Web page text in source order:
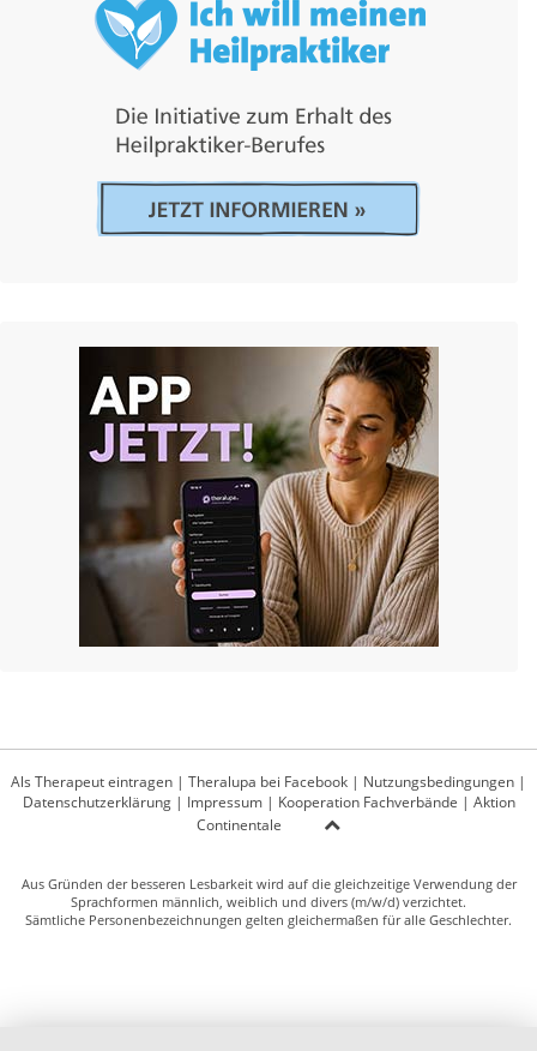
Als Therapeut eintragen | Theralupa bei Facebook | Nutzungsbedingungen |
Datenschutzerklärung| Impressum| Kooperation Fachverbände | Aktion
Continentale
Aus Gründen der besseren Lesbarkeit wird auf die gleichzeitige Verwendung der
Sprachformen männlich, weiblich und divers (m/w/d) verzichtet.
Sämtliche Personenbezeichnungen gelten gleichermaßen für alle Geschlechter.